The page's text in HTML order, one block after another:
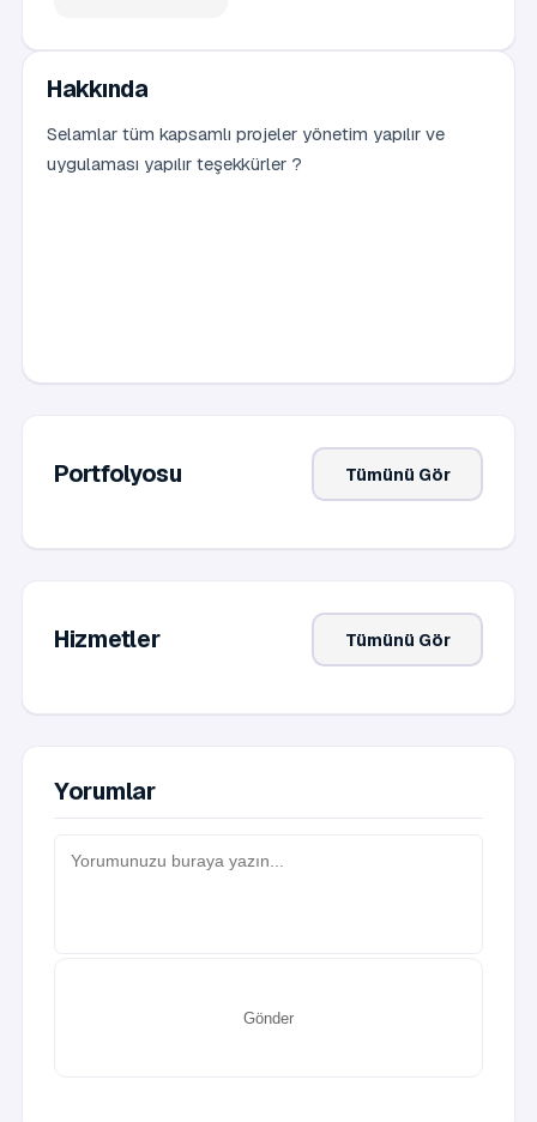
Hakkında
Selamlar tüm kapsamlı projeler yönetim yapılır ve
uygulaması yapılır teşekkürler ?
Portfolyosu Tümünü Gör
Hizmetler Tümünü Gör
Yorumlar
Gönder